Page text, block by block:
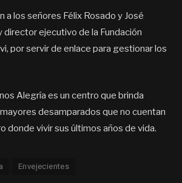
a los señores Félix Rosado y José
director ejecutivo de la Fundación
por servir de enlace para gestionar los
Alegría es un centro que brinda
desamparados que no cuentan
donde vivir sus últimos años de vida.
Envejecientes